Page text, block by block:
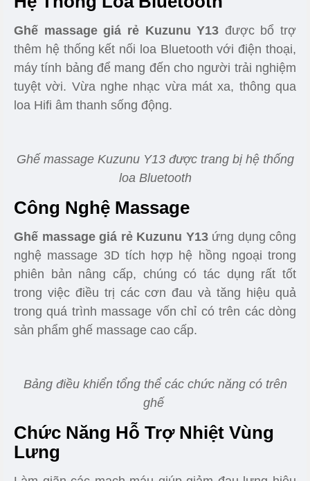
khắp các vị trí, các túi này được làm từ loại da
TPU có độ co giãn cao và có khả năng chịu nén
tốt. Các túi này không ngừng nén - xả luân phiên
giúp hỗ trợ massage các điểm mà bi xoay không
chạm tới được như bắp chân, vùng vai, cánh tay,
… các túi khí được phân theo 3 mức độ từ nhẹ
máu tốt, chống căng cứng, phù nề ở chân.
Hệ thống 26 túi khí đượcđược làm từ da TPU
được bố trí khắp sản phẩm
Hệ Thống Loa Bluetooth
Ghế massage giá rẻ Kuzunu Y13được bổ trợ
thêm hệ thống kết nối loa Bluetooth với điện thoại,
máy tính bảng để mang đến cho người trải nghiệm
Ghế massage Kuzunu Y13 được trang bị hệ thống
loa Bluetooth
Công Nghệ Massage